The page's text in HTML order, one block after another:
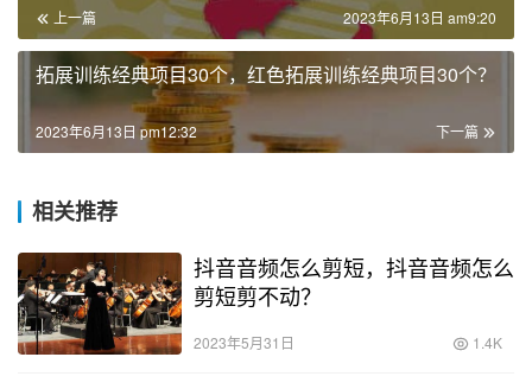
上一篇 2023年6月13日 am9:20
拓展训练经典项目30个，红色拓展训练经典项目30个？
下一篇
2023年6月13日 pm12:32
相关推荐
抖音音频怎么剪短，抖音音频怎么
剪短剪不动？
2023年5月31日 1.4K